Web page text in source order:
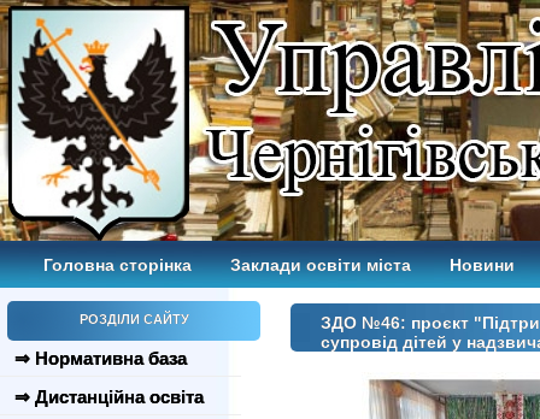
Головна сторінка Заклади освіти міста Новини
РОЗДІЛИ САЙТУ
⇒ Нормативна база
⇒ Дистанційна освіта
ЗДО №46: проєкт
супровід дітей у